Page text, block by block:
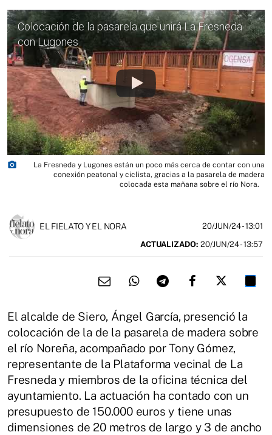
Colocación de la pasarela que unirá La Fresneda
con Lugones
photo_camera
La Fresneda y Lugones están un poco más cerca de contar con una
conexión peatonal y ciclista, gracias a la pasarela de madera
colocada esta mañana sobre el río Nora.
EL FIELATO Y EL NORA 20/JUN/24- 13:01
ACTUALIZADO: 20/JUN/24 - 13:57
El alcalde de Siero, Ángel García, presenció la
colocación de la de la pasarela de madera sobre
el río Noreña, acompañado por Tony Gómez,
representante de la Plataforma vecinal de La
Fresneda y miembros de la oficina técnica del
ayuntamiento. La actuación ha contado con un
presupuesto de 150.000 euros y tiene unas
dimensiones de 20 metros de largo y 3 de ancho